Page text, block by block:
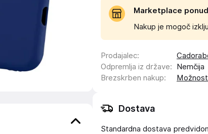
Marketplace
Nakup je mogoč
Prodajalec:
Odpremlja iz države:
Nemčija
Brezskrben nakup:
Dostava
Standardna dostava